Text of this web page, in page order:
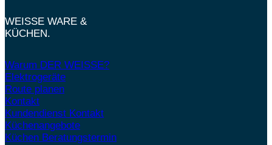
WEISSE WARE &
KÜCHEN.
Warum DER WEISSE?
Elektrogeräte
Route planen
Kontakt
Kundendienst Kontakt
Küchenangebote
Küchen Beratungstermin